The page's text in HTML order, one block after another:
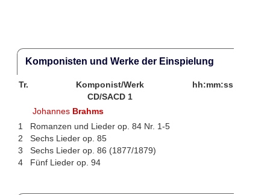
Komponisten und Werke der Einspielung
Tr. Komponist/Werk
hh:mm:ss
CD/SACD 1
Johannes Brahms
1
Romanzen und Lieder op. 84 Nr. 1-5
2
Sechs Lieder op. 85
3
Sechs Lieder op. 86 (1877/1879)
4
Fünf Lieder op. 94